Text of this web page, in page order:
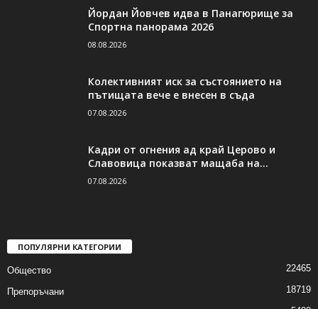
Йордан Йовчев идва в Панагюрище за
Спортна панорама 2026
08.08.2026
Колективният иск за състоянието на
пътищата вече е внесен в съда
07.08.2026
Кадри от огнения ад край Церово и
Славовица показват мащаба на...
07.08.2026
ПОПУЛЯРНИ КАТЕГОРИИ
Общество 22465
Препоръчани 18719